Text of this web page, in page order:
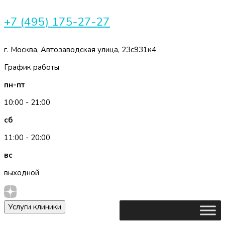
+7 (495) 175-27-27
г. Москва, Автозаводская улица, 23с931к4
График работы
пн-пт
10:00 - 21:00
сб
11:00 - 20:00
вс
выходной
Услуги клиники